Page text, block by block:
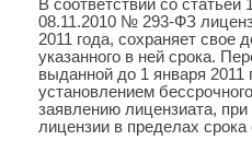
В соответствии со статьей
08.11.2010 № 293-ФЗ
2011 года, сохраняет свое
указанного в ней срока.
выданной до 1 января 2011
установлением
заявлению лицензиата,
лицензии в пределах срока